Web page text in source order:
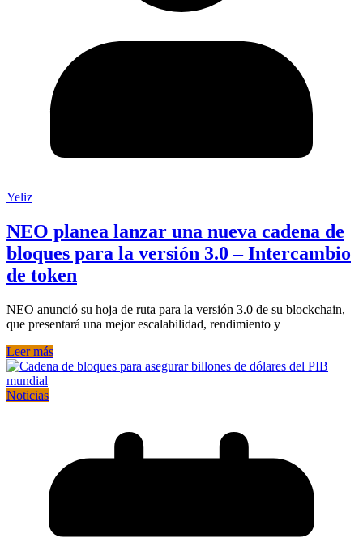
Yeliz
NEO planea lanzar una nueva cadena de
bloques para la versión 3.0 – Intercambio
de token
NEO anunció su hoja de ruta para la versión 3.0 de su blockchain,
que presentará una mejor escalabilidad, rendimiento y
Leer más
Noticias